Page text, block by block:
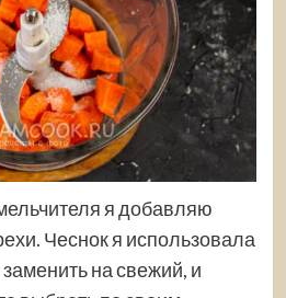
я добавляю
Чеснок я использовала
на свежий, и